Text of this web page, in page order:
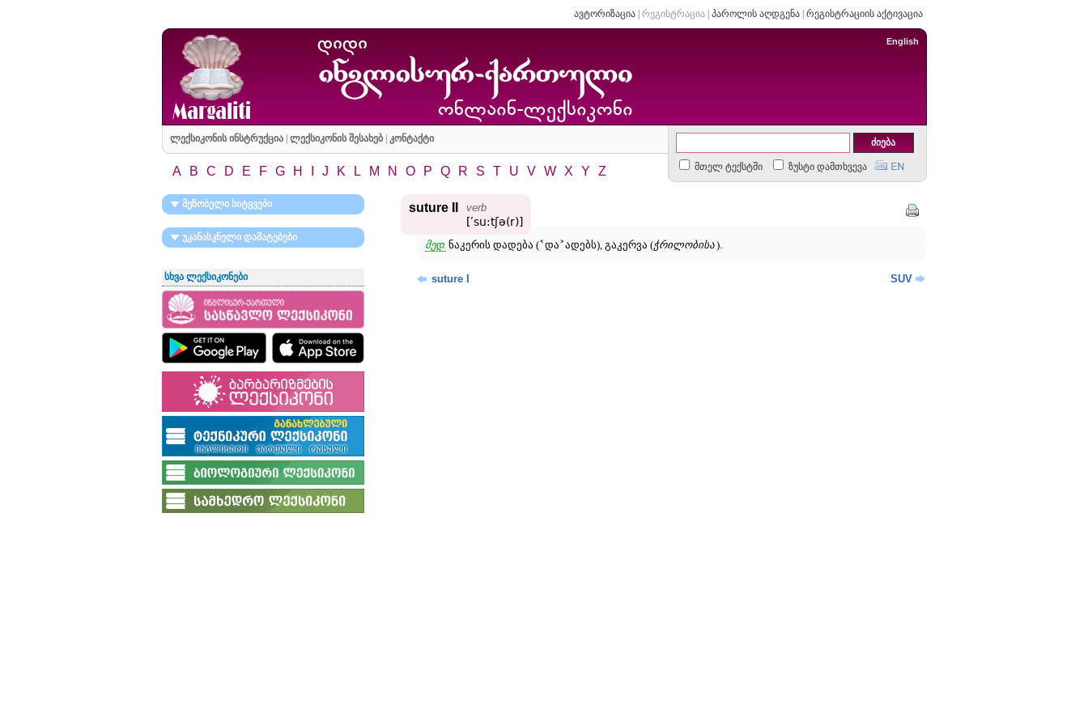
ავტორიზაცია| რეგისტრაცია| პაროლის აღდგენა| რეგისტრაციის აქტივაცია
English
ლექსიკონის ინსტრუქცია| ლექსიკონის შესახებ| კონტაქტი
მთელ ტექსტში ზუსტი დამთხვევა
A B C D E F G H J K L M N O P Q R S T U V W X Y Z
მეზობელი სიტყვები
უკანასკნელი დამატებები
სხვა ლექსიკონები
suture II verb
[ʹsu:tʃə(r)]
მედ. ნაკერის დადება (˂და˃ადებს), გაკერვა (ჭრილობისა ).
suture I SUV